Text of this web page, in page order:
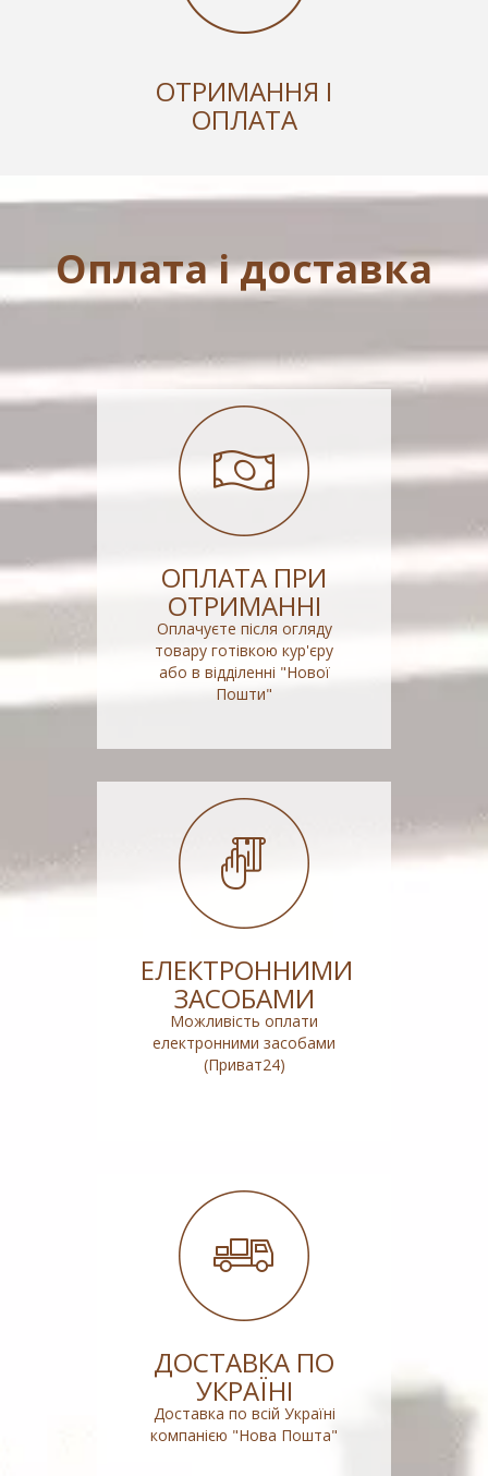
ОТРИМАННЯ І
ОПЛАТА
Оплата і доставка
ОПЛАТА ПРИ
ОТРИМАННІ
Оплачуєте після огляду
товару готівкою кур'єру
або в відділенні "Нової
Пошти"
ЕЛЕКТРОННИМИ
ЗАСОБАМИ
Можливість оплати
електронними засобами
(Приват24)
ДОСТАВКА ПО
УКРАЇНІ
Доставка по всій Україні
компанією "Нова Пошта"